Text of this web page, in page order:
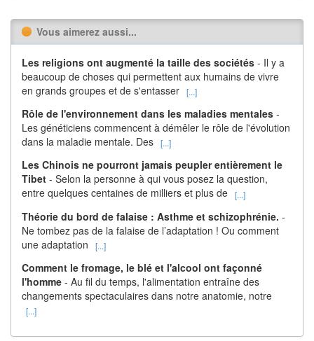
Vous aimerez aussi...
Les religions ont augmenté la taille des sociétés - Il y a
beaucoup de choses qui permettent aux humains de vivre
en grands groupes et de s'entasser [...]
Rôle de l'environnement dans les maladies mentales -
Les généticiens commencent à démêler le rôle de l'évolution
dans la maladie mentale. Des [...]
Les Chinois ne pourront jamais peupler entièrement le
Tibet - Selon la personne à qui vous posez la question,
entre quelques centaines de milliers et plus de [...]
Théorie du bord de falaise : Asthme et schizophrénie. -
Ne tombez pas de la falaise de l’adaptation ! Ou comment
une adaptation
[...]
Comment le fromage, le blé et l'alcool ont façonné
l'homme - Au fil du temps, l'alimentation entraîne des
changements spectaculaires dans notre anatomie, notre
[...]